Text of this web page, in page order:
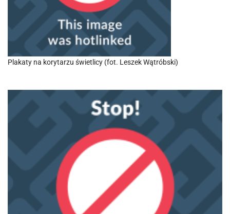
Plakaty na korytarzu świetlicy (fot. Leszek Wątróbski)